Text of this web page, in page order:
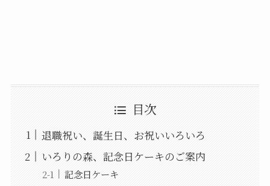
目次
退職祝い、誕生日、お祝いいろいろ
いろりの森、記念日ケーキのご案内
記念日ケーキ